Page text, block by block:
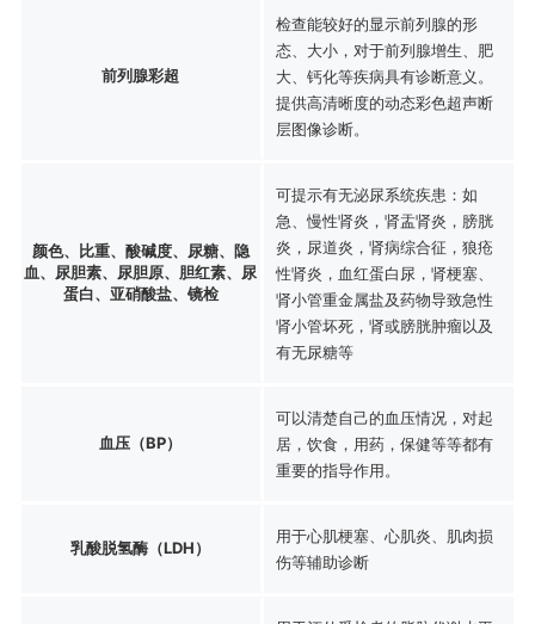
前列腺彩超
检查能较好的显示前列腺的形
态、大小，对于前列腺增生、肥
大、钙化等疾病具有诊断意义。
提供高清晰度的动态彩色超声断
层图像诊断。
颜色、比重、酸碱度、尿糖、隐
血、尿胆素、尿胆原、胆红素、尿
蛋白、亚硝酸盐、镜检
可提示有无泌尿系统疾患：如
急、慢性肾炎，肾盂肾炎，膀胱
炎，尿道炎，肾病综合征，狼疮
性肾炎，血红蛋白尿，肾梗塞、
肾小管重金属盐及药物导致急性
肾小管坏死，肾或膀胱肿瘤以及
有无尿糖等
血压（BP）
可以清楚自己的血压情况，对起
居，饮食，用药，保健等等都有
重要的指导作用。
乳酸脱氢酶（LDH）
用于心肌梗塞、心肌炎、肌肉损
伤等辅助诊断